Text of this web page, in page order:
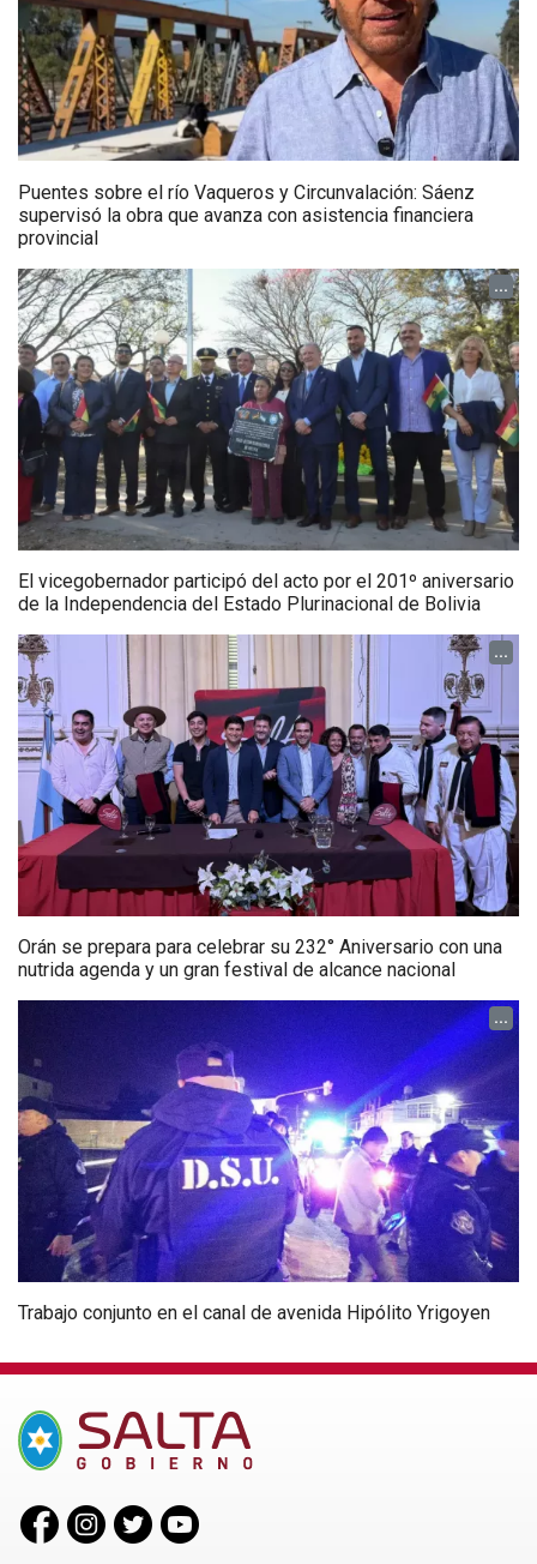
Puentes sobre el río Vaqueros y Circunvalación: Sáenz
supervisó la obra que avanza con asistencia financiera
provincial
...
El vicegobernador participó del acto por el 201º aniversario
de la Independencia del Estado Plurinacional de Bolivia
...
Orán se prepara para celebrar su 232° Aniversario con una
nutrida agenda y un gran festival de alcance nacional
...
Trabajo conjunto en el canal de avenida Hipólito Yrigoyen